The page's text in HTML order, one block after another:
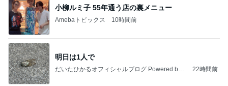
小柳ルミ子 55年通う店の裏メニュー
Amebaトピックス 10時間前
明日は1人で
だいたひかるオフィシャルブログ Powered by
22時間前